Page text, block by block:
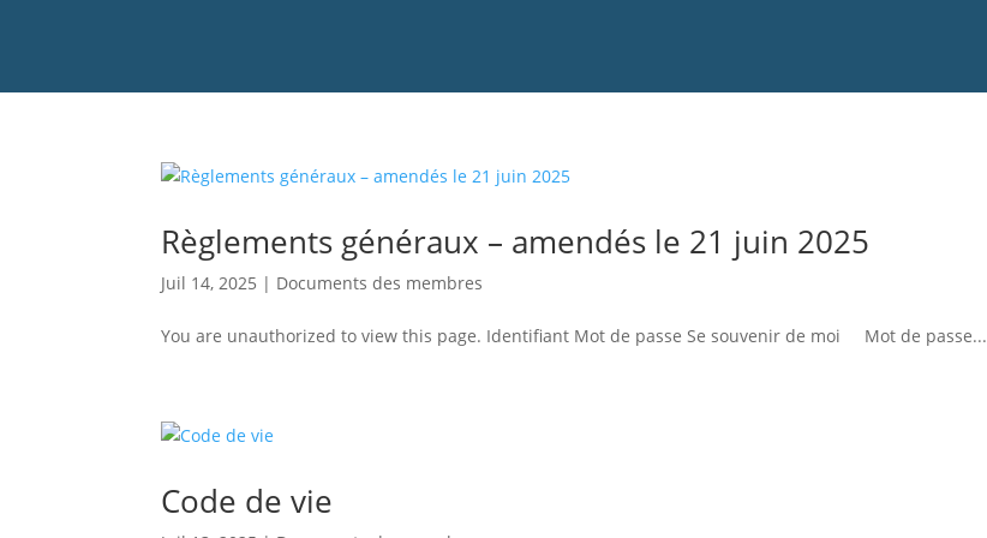
Règlements généraux – amendés le 21 juin 2025
Juil 14, 2025 | Documents des membres
You are unauthorized to view this page. Identifiant Mot de passe Se souvenir de moi Mot de passe...
Code de vie